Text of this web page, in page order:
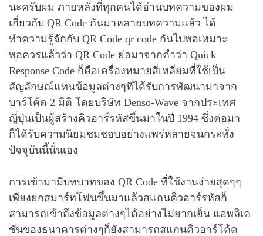
นะครับผม ภายหลังที่ทุกคนได้อ่านบทความของผม
เกี่ยวกับ QR Code กันมาหลายบทความแล้ว ได้
ทำความรู้จักกับ QR Code qr code กันไปพอเหมาะ
พอควรแล้วว่า QR Code ย่อมาจากคำว่า Quick
Response Code ก็คือเครื่องหมายสี่เหลี่ยมที่ใช้เป็น
สัญลักษณ์แทนข้อมูลต่างๆที่ได้รับการพัฒนามาจาก
บาร์โค้ด 2 มิติ โดยบริษัท Denso-Wave จากประเทศ
ญี่ปุ่นเป็นผู้สร้างคิวอาร์รหัสขึ้นมาในปี 1994 ซึ่งต่อมา
ก็ได้รับความนิยมชมชอบอย่างแพร่หลายจนกระทั่ง
ปัจจุบันนี้นั่นเอง
การเข้ามามีบทบาทของ QR Code ที่ใช้งานง่ายสุดๆๆ
เพียงยกสมาร์ทโฟนขึ้นมาแล้วสแกนคิวอาร์รหัสก็
สามารถเข้าถึงข้อมูลต่างๆได้อย่างไม่ยากเย็น แอพลิเค
ชันของธนาคารต่างๆก็ยังสามารถสแกนคิวอาร์โค้ด